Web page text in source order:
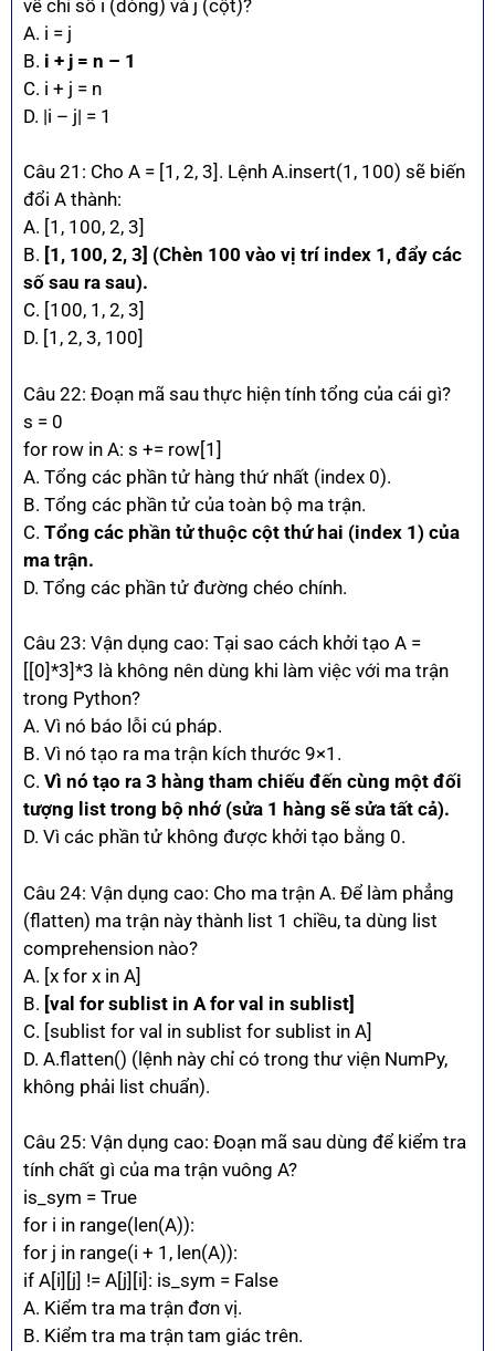
về chỉ số i (dòng) và j (cột)?
A. i = j
B. i + j = n – 1
C. i + j = n
D. |i – j| = 1
Câu 21: Cho A = [1, 2, 3]. Lệnh A.insert(1, 100) sẽ biến
đổi A thành:
A. [1, 100, 2, 3]
B. [1, 100, 2, 3] (Chèn 100 vào vị trí index 1, đẩy các
số sau ra sau).
C. [100, 1, 2, 3]
D. [1, 2, 3, 100]
Câu 22: Đoạn mã sau thực hiện tính tổng của cái gì?
s = 0
for row in A: s += row[1]
A. Tổng các phần tử hàng thứ nhất (index 0).
B. Tổng các phần tử của toàn bộ ma trận.
C. Tổng các phần tử thuộc cột thứ hai (index 1) của
ma trận.
D. Tổng các phần tử đường chéo chính.
Câu 23: Vận dụng cao: Tại sao cách khởi tạo A =
[[0]*3]*3 là không nên dùng khi làm việc với ma trận
trong Python?
A. Vì nó báo lỗi cú pháp.
B. Vì nó tạo ra ma trận kích thước 9×1.
C. Vì nó tạo ra 3 hàng tham chiếu đến cùng một đối
tượng list trong bộ nhớ (sửa 1 hàng sẽ sửa tất cả).
D. Vì các phần tử không được khởi tạo bằng 0.
Câu 24: Vận dụng cao: Cho ma trận A. Để làm phẳng
(flatten) ma trận này thành list 1 chiều, ta dùng list
comprehension nào?
A. [x for x in A]
B. [val for sublist in A for val in sublist]
C. [sublist for val in sublist for sublist in A]
D. A.flatten() (lệnh này chỉ có trong thư viện NumPy,
không phải list chuẩn).
Câu 25: Vận dụng cao: Đoạn mã sau dùng để kiểm tra
tính chất gì của ma trận vuông A?
is_sym = True
for i in range(len(A)):
for j in range(i + 1, len(A)):
if A[i][j] != A[j][i]: is_sym = False
A. Kiểm tra ma trận đơn vị.
B. Kiểm tra ma trận tam giác trên.